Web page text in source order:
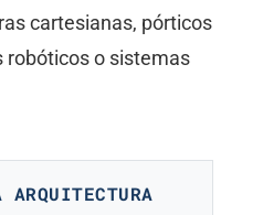
cartesianas, pórticos
robóticos o sistemas